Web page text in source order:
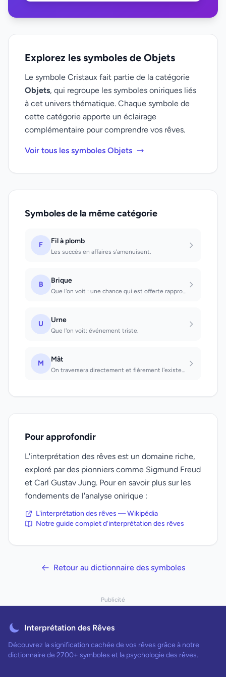
Explorez les symboles de Objets
Le symbole Cristaux fait partie de la catégorie
Objets, qui regroupe les symboles oniriques liés
à cet univers thématique. Chaque symbole de
cette catégorie apporte un éclairage
complémentaire pour comprendre vos rêves.
Voir tous les symboles Objets
Symboles de la même catégorie
F Fil à plomb
Les succès en affaires s'amenuisent.
B Brique
Que l'on voit : une chance qui est offerte rapproche de la possibilité de se cré...
U Urne
Que l'on voit: événement triste.
M Mât
On traversera directement et fièrement l'existence.
Pour approfondir
L'interprétation des rêves est un domaine riche,
exploré par des pionniers comme Sigmund Freud
et Carl Gustav Jung. Pour en savoir plus sur les
fondements de l'analyse onirique :
L'interprétation des rêves — Wikipédia
Notre guide complet d'interprétation des rêves
Retour au dictionnaire des symboles
Publicité
Interprétation des Rêves
Découvrez la signification cachée de vos rêves grâce à notre
dictionnaire de 2700+ symboles et la psychologie des rêves.